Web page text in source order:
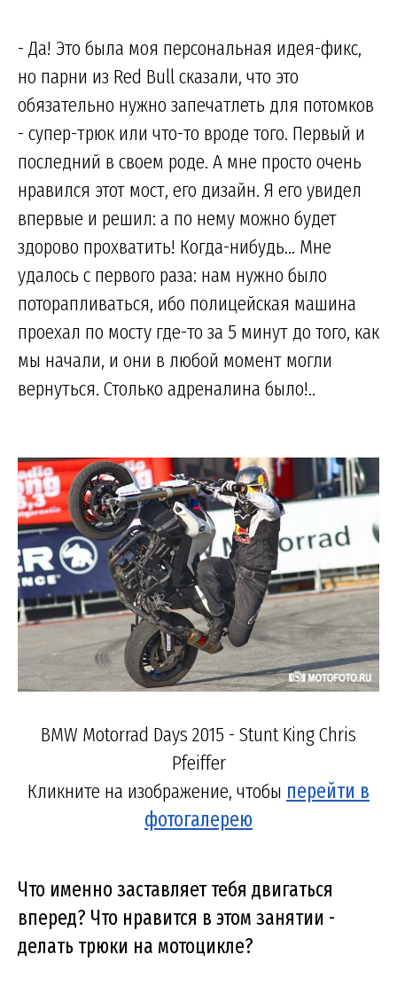
- Да! Это была моя персональная идея-фикс,
но парни из Red Bull сказали, что это
обязательно нужно запечатлеть для потомков
- супер-трюк или что-то вроде того. Первый и
последний в своем роде. А мне просто очень
нравился этот мост, его дизайн. Я его увидел
впервые и решил: а по нему можно будет
здорово прохватить! Когда-нибудь... Мне
удалось с первого раза: нам нужно было
поторапливаться, ибо полицейская машина
проехал по мосту где-то за 5 минут до того, как
мы начали, и они в любой момент могли
вернуться. Столько адреналина было!..
BMW Motorrad Days 2015 - Stunt King Chris
Pfeiffer
Кликните на изображение, чтобы перейти в
фотогалерею
Что именно заставляет тебя двигаться
вперед? Что нравится в этом занятии -
делать трюки на мотоцикле?